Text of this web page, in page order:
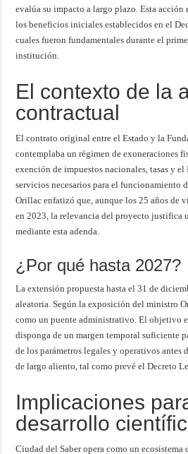
evalúa su impacto a largo plazo. Esta acción
los beneficios iniciales establecidos en el
cuales fueron fundamentales durante el
institución.
El contexto de la
contractual
El contrato original entre el Estado y la
contemplaba un régimen de exoneraciones
exención de impuestos nacionales, tasas y
servicios necesarios para el funcionamiento
Orillac enfatizó que, aunque los 25 años de
en 2023, la relevancia del proyecto justifica
mediante esta adenda.
¿Por qué hasta 2027?
La extensión propuesta hasta el 31 de
aleatoria. Según la exposición del ministro
como un puente administrativo. El objetivo
disponga de un margen temporal suficiente
de los parámetros legales y operativos antes
de largo aliento, tal como prevé el Decreto
Implicaciones
desarrollo
Ciudad del Saber opera como un